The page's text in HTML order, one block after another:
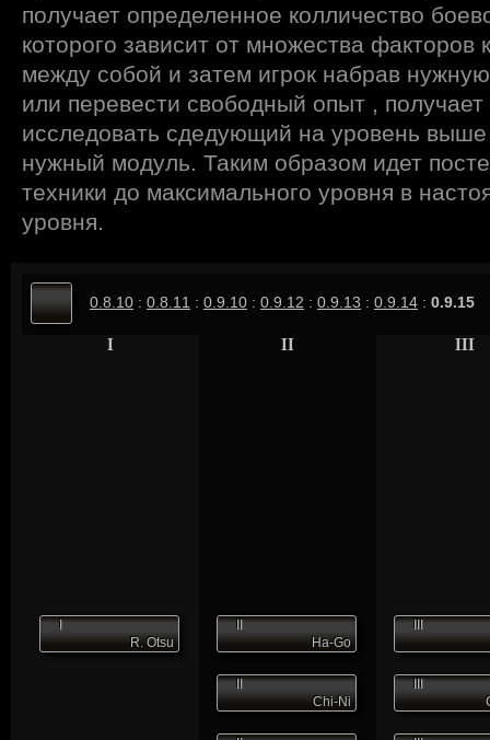
получает определенное колличество
которого зависит от множества
между собой и затем игрок набрав
или перевести свободный опыт ,
исследовать сдедующий на уровень выше
нужный модуль. Таким образом идет
техники до максимального уровня в
уровня.